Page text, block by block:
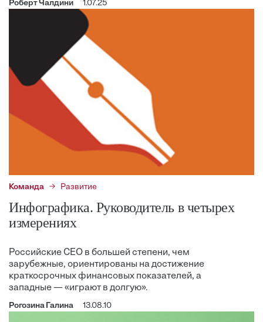
Роберт Чалдини 1.07.25
Команда Развитие
Инфографика. Руководитель в четырех
измерениях
Российские CEO в большей степени, чем
зарубежные, ориентированы на достижение
краткосрочных финансовых показателей, а
западные — «играют в долгую».
Рогозина Галина 13.08.10